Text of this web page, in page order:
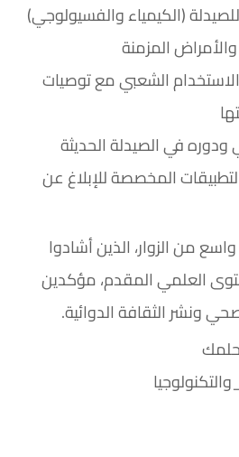
(الكيمياء والفسيولوجي)
المزمنة
الشعبي مع توصيات
في الصيدلة الحديثة
المخصصة للإبلاغ عن
من الزوار، الذين أشادوا
العلمي المقدم، مؤكدين
ونشر الثقافة الدوائية.